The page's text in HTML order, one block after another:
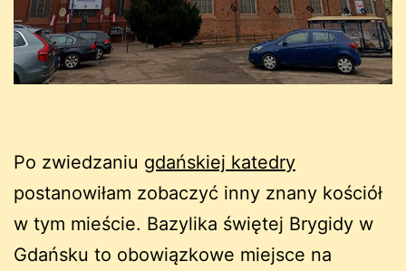
Po zwiedzaniu gdańskiej katedry
postanowiłam zobaczyć inny znany kościół
w tym mieście. Bazylika świętej Brygidy w
Gdańsku to obowiązkowe miejsce na